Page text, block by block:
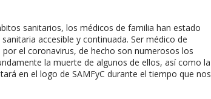
sanitarios, los médicos de familia han estado
accesible y continuada. Ser médico de
el coronavirus, de hecho son numerosos los
la muerte de algunos de ellos, así como la
en el logo de SAMFyC durante el tiempo que nos